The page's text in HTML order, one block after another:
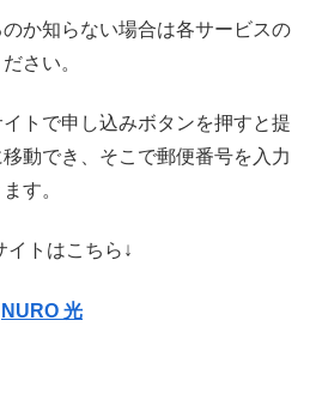
か知らない場合は各サービスの
さい。
トで申し込みボタンを押すと提
動でき、そこで郵便番号を入力
す。
イトはこちら↓
NURO 光